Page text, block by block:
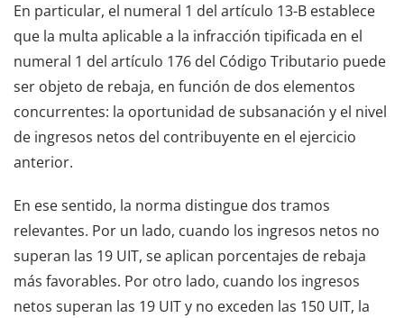
En particular, el numeral 1 del artículo 13-B establece
que la multa aplicable a la infracción tipificada en el
numeral 1 del artículo 176 del Código Tributario puede
ser objeto de rebaja, en función de dos elementos
concurrentes: la oportunidad de subsanación y el nivel
de ingresos netos del contribuyente en el ejercicio
anterior.
En ese sentido, la norma distingue dos tramos
relevantes. Por un lado, cuando los ingresos netos no
superan las 19 UIT, se aplican porcentajes de rebaja
más favorables. Por otro lado, cuando los ingresos
netos superan las 19 UIT y no exceden las 150 UIT, la